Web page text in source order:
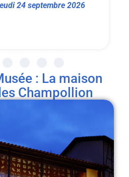
24 septembre 2026
Champollion